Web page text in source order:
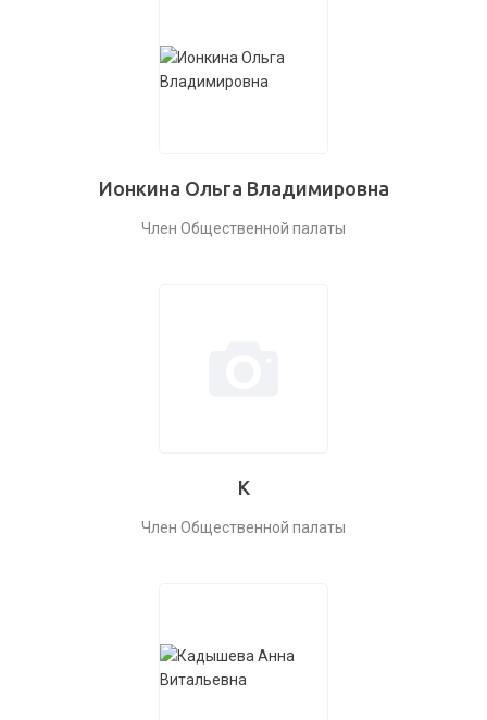
Ионкина Ольга Владимировна
Член Общественной палаты
К
Член Общественной палаты